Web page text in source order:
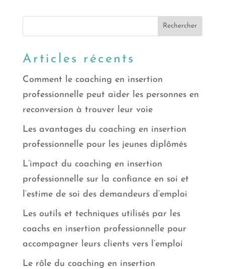
Articles récents
Comment le coaching en insertion
professionnelle peut aider les personnes en
reconversion à trouver leur voie
Les avantages du coaching en insertion
professionnelle pour les jeunes diplômés
L’impact du coaching en insertion
professionnelle sur la confiance en soi et
l’estime de soi des demandeurs d’emploi
Les outils et techniques utilisés par les
coachs en insertion professionnelle pour
accompagner leurs clients vers l’emploi
Le rôle du coaching en insertion